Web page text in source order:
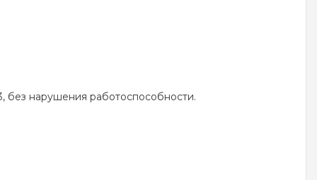
без нарушения работоспособности.